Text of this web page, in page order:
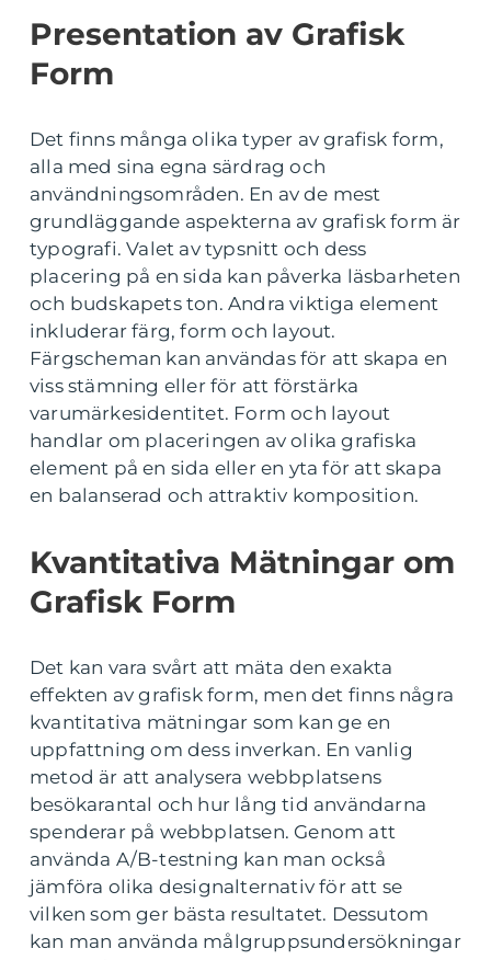
Presentation av Grafisk
Form
Det finns många olika typer av grafisk form,
alla med sina egna särdrag och
användningsområden. En av de mest
grundläggande aspekterna av grafisk form är
typografi. Valet av typsnitt och dess
placering på en sida kan påverka läsbarheten
och budskapets ton. Andra viktiga element
inkluderar färg, form och layout.
Färgscheman kan användas för att skapa en
viss stämning eller för att förstärka
varumärkesidentitet. Form och layout
handlar om placeringen av olika grafiska
element på en sida eller en yta för att skapa
en balanserad och attraktiv komposition.
Kvantitativa Mätningar om
Grafisk Form
Det kan vara svårt att mäta den exakta
effekten av grafisk form, men det finns några
kvantitativa mätningar som kan ge en
uppfattning om dess inverkan. En vanlig
metod är att analysera webbplatsens
besökarantal och hur lång tid användarna
spenderar på webbplatsen. Genom att
använda A/B-testning kan man också
jämföra olika designalternativ för att se
vilken som ger bästa resultatet. Dessutom
kan man använda målgruppsundersökningar